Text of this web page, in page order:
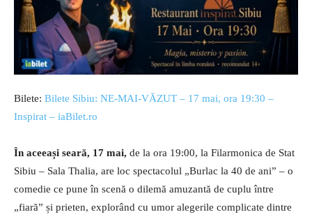
Bilete: Bilete Sibiu: NE-MAI-VĂZUT – 17 mai, ora 19:30 –
Inspirat – iaBilet.ro
În aceeași seară, 17 mai, de la ora 19:00, la Filarmonica de Stat
Sibiu – Sala Thalia, are loc spectacolul „Burlac la 40 de ani” – o
comedie ce pune în scenă o dilemă amuzantă de cuplu între
„fiară” și prieten, explorând cu umor alegerile complicate dintre